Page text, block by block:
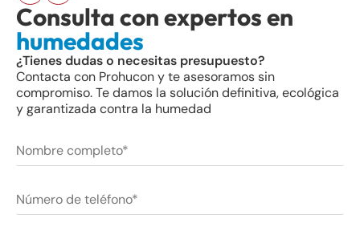
Consulta con expertos en
humedades
¿Tienes dudas o necesitas presupuesto?
Contacta con Prohucon y te asesoramos sin
compromiso. Te damos la solución definitiva, ecológica
y garantizada contra la humedad